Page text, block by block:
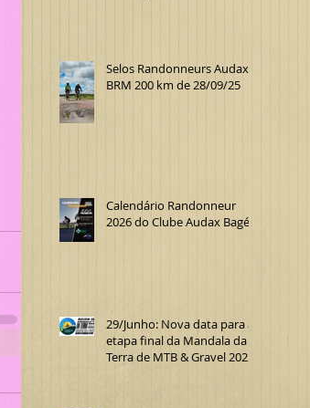
Selos Randonneurs Audax
BRM 200 km de 28/09/25
Calendário Randonneur
2026 do Clube Audax Bagé
29/Junho: Nova data para a
etapa final da Mandala da
Terra de MTB & Gravel 2025